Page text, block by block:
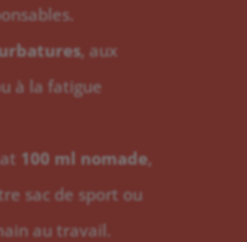
, aux
à la fatigue
100 ml nomade,
sac de sport ou
au travail.